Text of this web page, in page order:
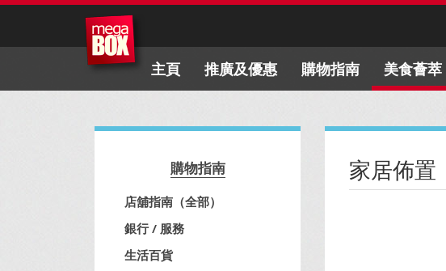
主頁 推廣及優惠 購物指南 美食薈萃
購物指南
店舖指南（全部）
銀行 / 服務
生活百貨
家居佈置